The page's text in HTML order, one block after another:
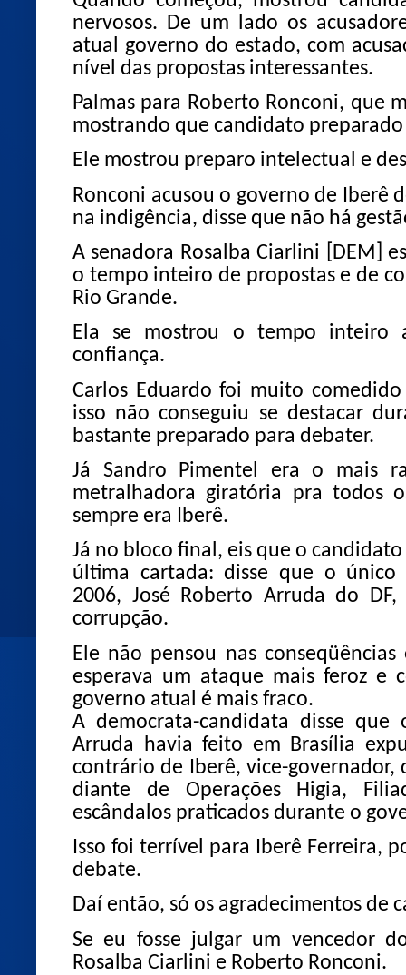
nervosos. De um lado os
atual governo do estado, com
nível das propostas interessantes.
Palmas para Roberto Ronconi, que
mostrando que candidato
Ele mostrou preparo intelectual e
Ronconi acusou o governo de Iberê
na indigência, disse que não há
A senadora Rosalba Ciarlini [DEM]
o tempo inteiro de propostas e de
Rio Grande.
Ela se mostrou o tempo inteiro
confiança.
Carlos Eduardo foi muito
isso não conseguiu se destacar
bastante preparado para debater.
Já Sandro Pimentel era o mais
metralhadora giratória pra todos
sempre era Iberê.
Já no bloco final, eis que o
última cartada: disse que o único
2006, José Roberto Arruda do
corrupção.
Ele não pensou nas
esperava um ataque mais feroz e
governo atual é mais fraco.
A democrata-candidata disse
Arruda havia feito em Brasília
contrário de Iberê, vice-governador,
diante de Operações Higia,
escândalos praticados durante o
Isso foi terrível para Iberê Ferreira,
debate.
Daí então, só os agradecimentos de
Se eu fosse julgar um vencedor
Rosalba Ciarlini e Roberto Ronconi.